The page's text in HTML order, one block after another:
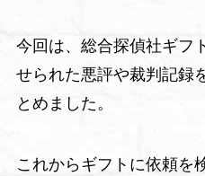
今回は、総合探偵社ギフ
せられた悪評や裁判記録
とめました。
これからギフトに依頼を